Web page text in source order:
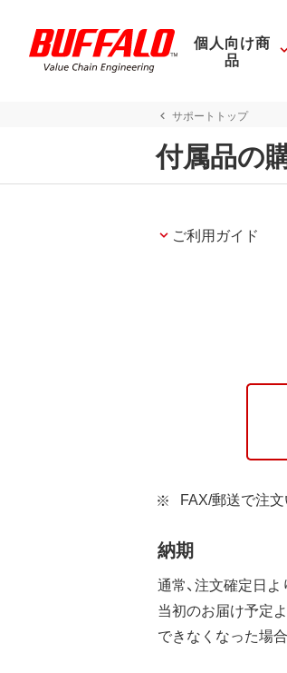
個人向け商
品
サポートトップ
付属品の
ご利用ガイド
FAX/郵送で注
納期
通常、注文確定日
当初のお届け予定
できなくなった場